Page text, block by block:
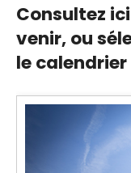
Consultez
venir,ou
le